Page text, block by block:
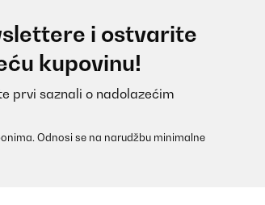
i ostvarite
kupovinu!
prvi saznali o nadolazećim
Odnosi se na narudžbu minimalne